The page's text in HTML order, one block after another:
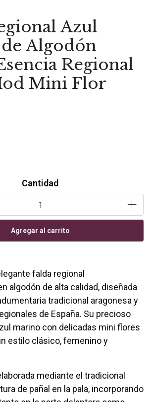
Azul
Algodón
Regional
Mini Flor
Cantidad
+
falda regional
algodón de alta calidad, diseñada
tradicional aragonesa y
de España. Su precioso
marino con delicadas mini flores
estilo clásico, femenino y
mediante el tradicional
de pañal en la pala, incorporando